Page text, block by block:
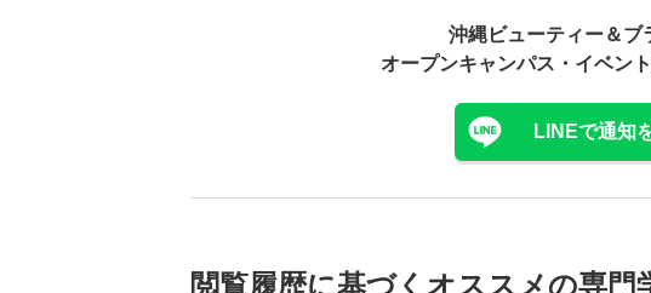
沖縄ビューティー＆ブ
オープンキャンパス・ イベン
LINEで通知
閲覧履歴に基づく オススメの専門